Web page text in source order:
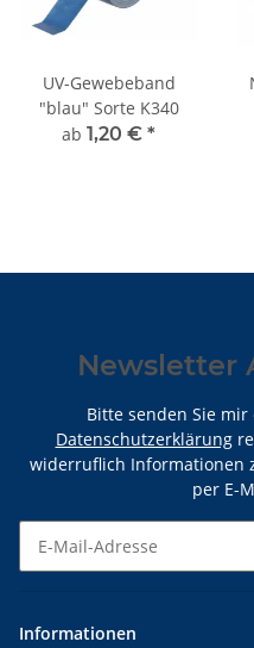
UV-Gewebeband
"blau" Sorte K340
ab 1,20 € *
Newsletter
Bitte senden Sie
Datenschutzerklärung
widerruflich Informationen
per E-
Informationen